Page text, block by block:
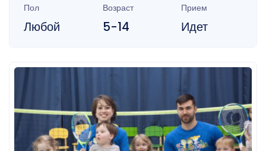
Пол
Любой
Возраст
5-14
Прием
Идет